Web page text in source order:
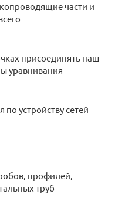
части и
присоединять наш
уравнивания
по устройству сетей
профилей,
труб